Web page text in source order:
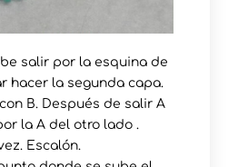
salir por la esquina de
hacer la segunda capa.
B. Después de salir A
la A del otro lado .
Escalón.